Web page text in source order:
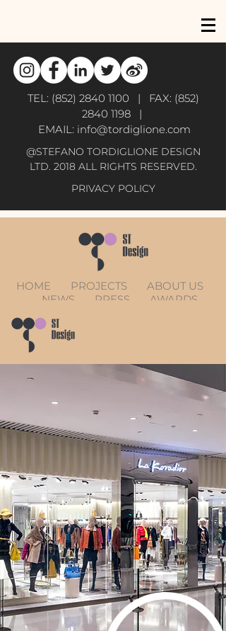
TEL: (852) 2840 1100 | FAX: (852)
2840 1198|
EMAIL: info@tordiglione.com
@STEFANO TORDIGLIONE DESIGN
LTD. 2018 ALL RIGHTS RESERVED.
PRIVACY POLICY
HOME PROJECTS
ABOUT US
NEWS
PRESS
AWARDS